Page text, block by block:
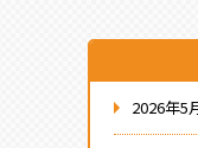
2026年5